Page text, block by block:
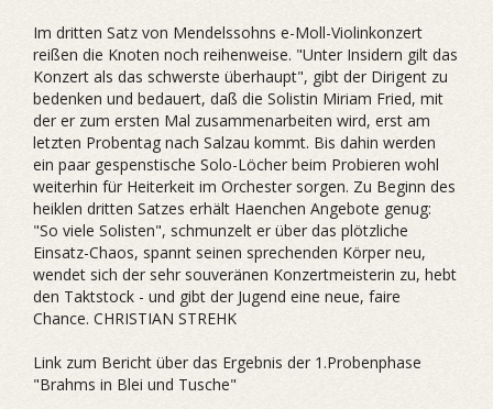
Im dritten Satz von Mendelssohns e-Moll-Violinkonzert
reißen die Knoten noch reihenweise. "Unter Insidern gilt das
Konzert als das schwerste überhaupt", gibt der Dirigent zu
bedenken und bedauert, daß die Solistin Miriam Fried, mit
der er zum ersten Mal zusammenarbeiten wird, erst am
letzten Probentag nach Salzau kommt. Bis dahin werden
ein paar gespenstische Solo-Löcher beim Probieren wohl
weiterhin für Heiterkeit im Orchester sorgen. Zu Beginn des
heiklen dritten Satzes erhält Haenchen Angebote genug:
"So viele Solisten", schmunzelt er über das plötzliche
Einsatz-Chaos, spannt seinen sprechenden Körper neu,
wendet sich der sehr souveränen Konzertmeisterin zu, hebt
den Taktstock - und gibt der Jugend eine neue, faire
Chance. CHRISTIAN STREHK
Link zum Bericht über das Ergebnis der 1.Probenphase
"Brahms in Blei und Tusche"